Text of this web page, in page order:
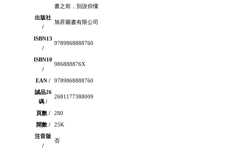
書之前，別說你懂
出版社
/
旭昇圖書有限公司
ISBN13
/
9789868888760
ISBN10
/
986888876X
EAN /
9789868888760
誠品26
碼 /
2681177388009
頁數 /
280
開數 /
25K
注音版
/
否